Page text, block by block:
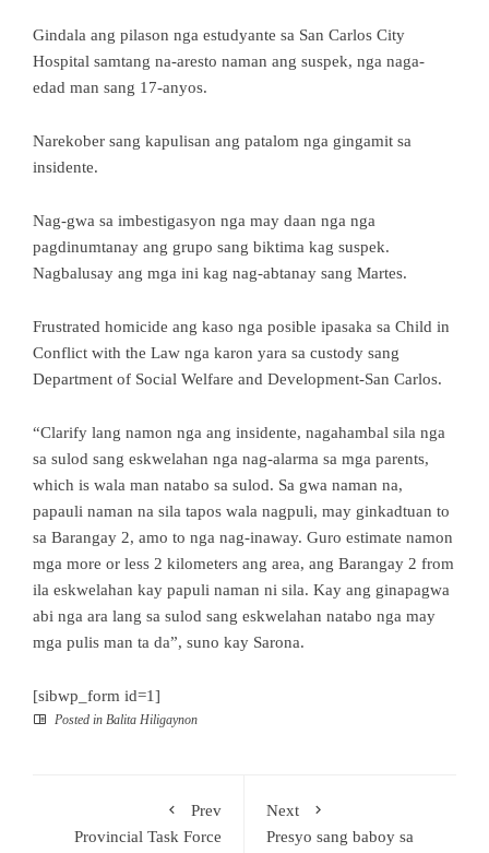
Gindala ang pilason nga estudyante sa San Carlos City
Hospital samtang na-aresto naman ang suspek, nga naga-
edad man sang 17-anyos.
Narekober sang kapulisan ang patalom nga gingamit sa
insidente.
Nag-gwa sa imbestigasyon nga may daan nga nga
pagdinumtanay ang grupo sang biktima kag suspek.
Nagbalusay ang mga ini kag nag-abtanay sang Martes.
Frustrated homicide ang kaso nga posible ipasaka sa Child in
Conflict with the Law nga karon yara sa custody sang
Department of Social Welfare and Development-San Carlos.
“Clarify lang namon nga ang insidente, nagahambal sila nga
sa sulod sang eskwelahan nga nag-alarma sa mga parents,
which is wala man natabo sa sulod. Sa gwa naman na,
papauli naman na sila tapos wala nagpuli, may ginkadtuan to
sa Barangay 2, amo to nga nag-inaway. Guro estimate namon
mga more or less 2 kilometers ang area, ang Barangay 2 from
ila eskwelahan kay papuli naman ni sila. Kay ang ginapagwa
abi nga ara lang sa sulod sang eskwelahan natabo nga may
mga pulis man ta da”, suno kay Sarona.
[sibwp_form id=1]
Posted in Balita Hiligaynon
Prev
Provincial Task Force
Next
Presyo sang baboy sa